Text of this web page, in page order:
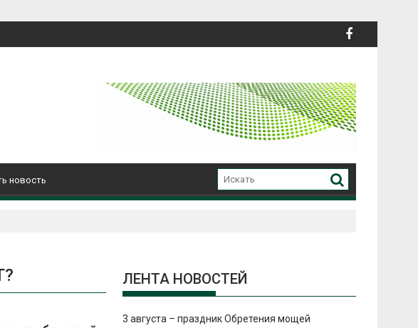
новость
ЛЕНТА НОВОСТЕЙ
3 августа – праздник Обретения мощей